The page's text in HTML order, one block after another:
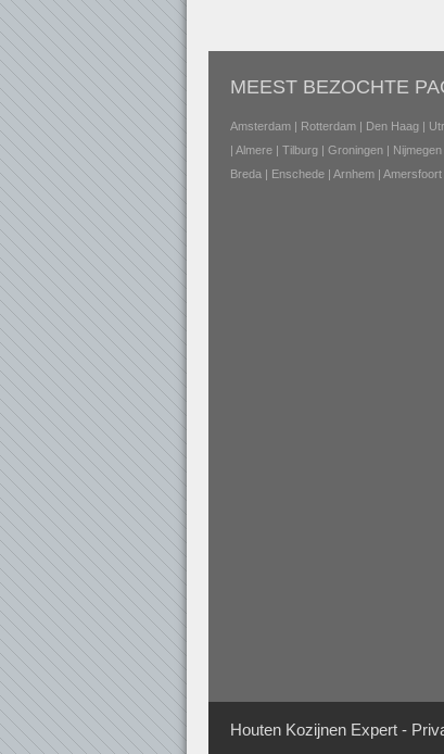
MEEST BEZOCHTE
Amsterdam | Rotterdam | Den Haag |
| Almere | Tilburg | Groningen | Nijmegen
Breda | Enschede | Arnhem | Amersfoort
Houten Kozijnen Expert -